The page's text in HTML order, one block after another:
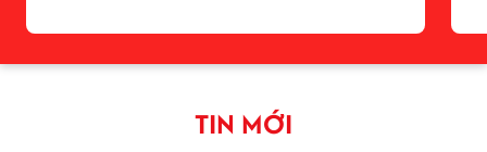
TIN MỚI